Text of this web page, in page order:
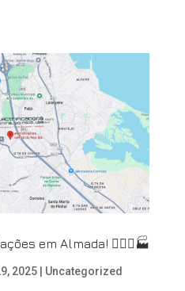
em Almada! 👷🏻‍♂️🏭
2025| Uncategorized